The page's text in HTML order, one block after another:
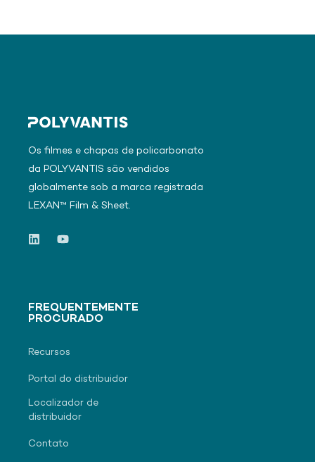
Os filmes e chapas de policarbonato
da POLYVANTIS são vendidos
globalmente sob a marca registrada
LEXAN™ Film & Sheet.
FREQUENTEMENTE
PROCURADO
Recursos
Portal do distribuidor
Localizador de
distribuidor
Contato